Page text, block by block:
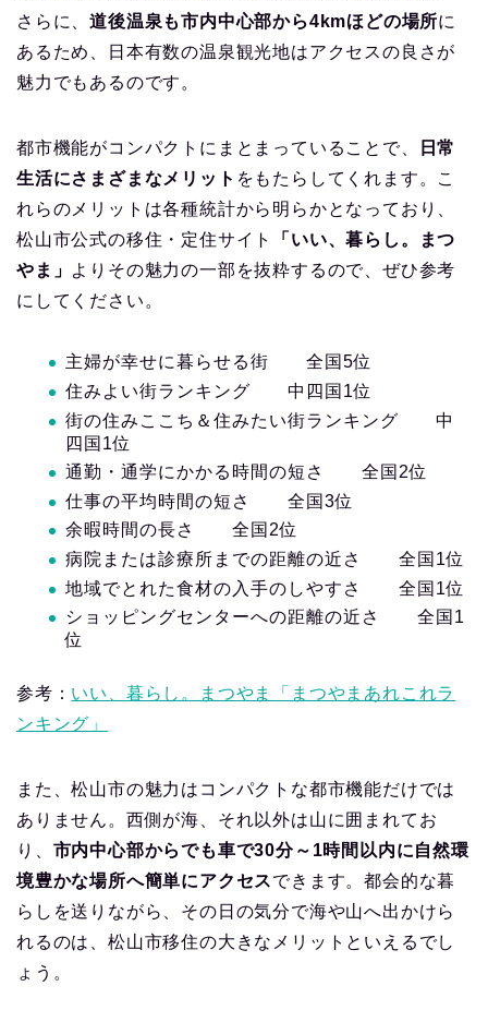
さらに、道後温泉も市内中心部から4kmほどの場所に
あるため、日本有数の温泉観光地はアクセスの良さが
魅力でもあるのです。
都市機能がコンパクトにまとまっていることで、
日常
生活にさまざまなメリット をもたらしてくれます。こ
れらのメリットは各種統計から明らかとなっており、
松山市公式の移住・定住サイト
「いい、暮らし。まつ
やま」 よりその魅力の一部を抜粋するので、ぜひ参考
にしてください。
主婦が幸せに暮らせる街 全国5位
住みよい街ランキング 中四国1位
街の住みここち＆住みたい街ランキング 中
四国1位
通勤・通学にかかる時間の短さ 全国2位
仕事の平均時間の短さ 全国3位
余暇時間の長さ 全国2位
病院または診療所までの距離の近さ 全国1位
地域でとれた食材の入手のしやすさ 全国1位
ショッピングセンターへの距離の近さ 全国1
位
参考： いい、暮らし。まつやま「まつやまあれこれラ
ンキング」
また、松山市の魅力はコンパクトな都市機能だけでは
ありません。西側が海、それ以外は山に囲まれてお
り、 市内中心部からでも車で30分～1時間以内に自然環
境豊かな場所へ簡単にアクセスできます。都会的な暮
らしを送りながら、その日の気分で海や山へ出かけら
れるのは、松山市移住の大きなメリットといえるでし
ょう。